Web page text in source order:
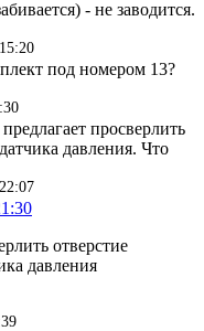
- не заводится.
под номером 13?
просверлить
давления. Что
отверстие
давления